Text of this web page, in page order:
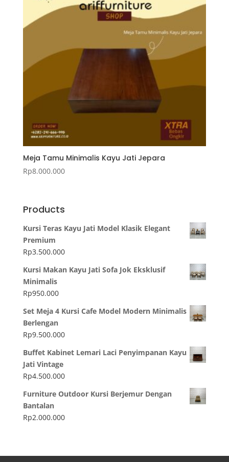
Meja Tamu Minimalis Kayu Jati Jepara
Rp8.000.000
Products
Kursi Teras Kayu Jati Model Klasik Elegant
Premium
Rp3.500.000
Kursi Makan Kayu Jati Sofa Jok Eksklusif
Minimalis
Rp950.000
Set Meja 4 Kursi Cafe Model Modern Minimalis
Berlengan
Rp9.500.000
Buffet Kabinet Lemari Laci Penyimpanan Kayu
Jati Vintage
Rp4.500.000
Furniture Outdoor Kursi Berjemur Dengan
Bantalan
Rp2.000.000